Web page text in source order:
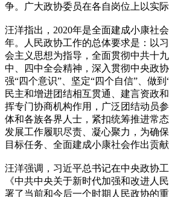
争。广大政协委员在各自岗位上以实
汪洋指出，2020年是全面建成小康社
年。人民政协工作的总体要求是：以
会主义思想为指导，全面贯彻中共十
中、四中全会精神，深入贯彻中央政
强“四个意识”、坚定“四个自信”、做
民主和增进团结相互贯通、建言资政
挥专门协商机构作用，广泛团结动员
体和各族各界人士，紧扣统筹推进常
发展工作履职尽责、凝心聚力，为确
目标任务、全面建成小康社会作出贡献
汪洋强调，习近平总书记在中央政协
《中共中央关于新时代加强和改进人
署了当前和今后一个时期人民政协的